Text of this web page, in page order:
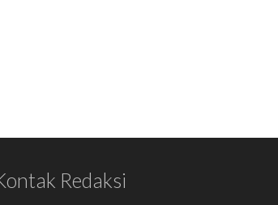
Redaksi